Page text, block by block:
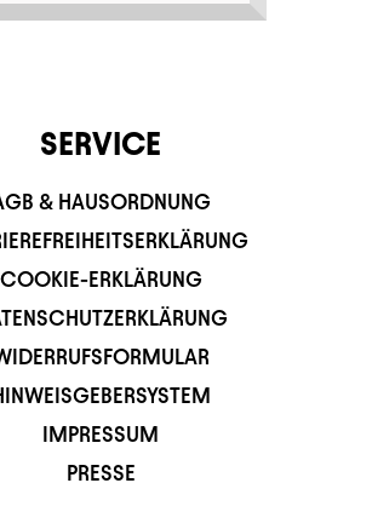
SERVICE
& HAUSORDNUNG
COOKIE-ERKLÄRUNG
IMPRESSUM
PRESSE